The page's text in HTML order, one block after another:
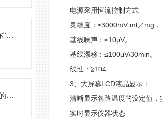
气相色谱FID检测器是否符合你“分析样品”的口味
气相色谱仪在白酒生产过程中的监控
电源采用恒流控制方式
灵敏度：≥3000mV·ml／mg
基线噪声：≤10μV。
基线漂移：≤100μV/30min。
线性：≧104
3 、大屏幕LCD液晶显示：
清晰显示各路温度的设定值，
实时显示仪器状态